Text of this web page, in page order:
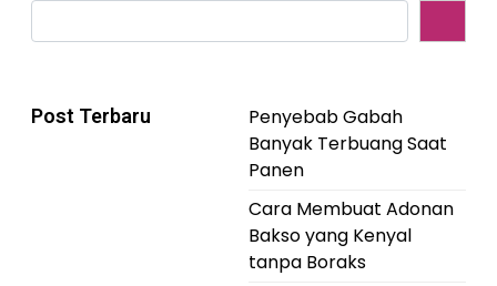
Post Terbaru
Penyebab Gabah
Banyak Terbuang Saat
Panen
Cara Membuat Adonan
Bakso yang Kenyal
tanpa Boraks